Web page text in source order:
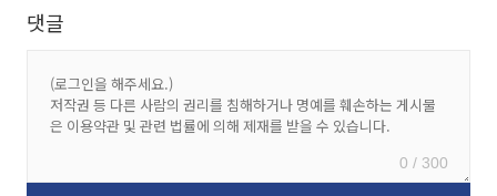
댓글
0 / 300